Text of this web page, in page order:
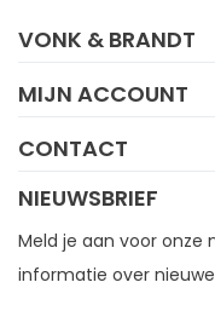
VONK & BRANDT
MIJN ACCOUNT
CONTACT
NIEUWSBRIEF
Meld je aan voor onze
informatie over